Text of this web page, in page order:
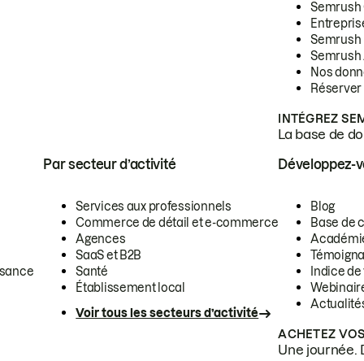
Semrush
Semrush
Semrush
Nos
INTÉGREZ
La base de
Par secteur d’activité
Services aux professionnels
Commerce de détail et e-commerce
Agences
SaaS et B2B
Santé
Établissement local
Voir tous les secteurs d’activité
Développez-
Blog
Base de
Indice
ACHETEZ
Une journée.